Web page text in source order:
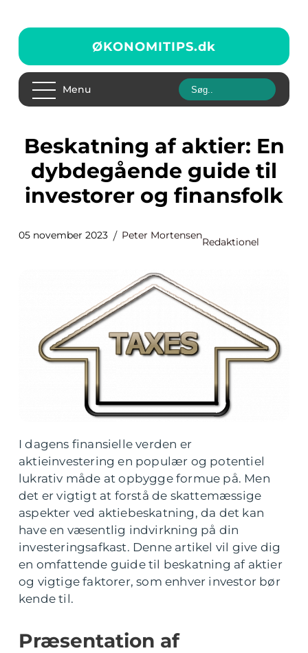
ØKONOMITIPS.dk
Menu
Beskatning af aktier: En
dybdegående guide til
investorer og finansfolk
05 november 2023 Peter Mortensen
Redaktionel
I dagens finansielle verden er
aktieinvestering en populær og potentiel
lukrativ måde at opbygge formue på. Men
det er vigtigt at forstå de skattemæssige
aspekter ved aktiebeskatning, da det kan
have en væsentlig indvirkning på din
investeringsafkast. Denne artikel vil give dig
en omfattende guide til beskatning af aktier
og vigtige faktorer, som enhver investor bør
kende til.
Præsentation af